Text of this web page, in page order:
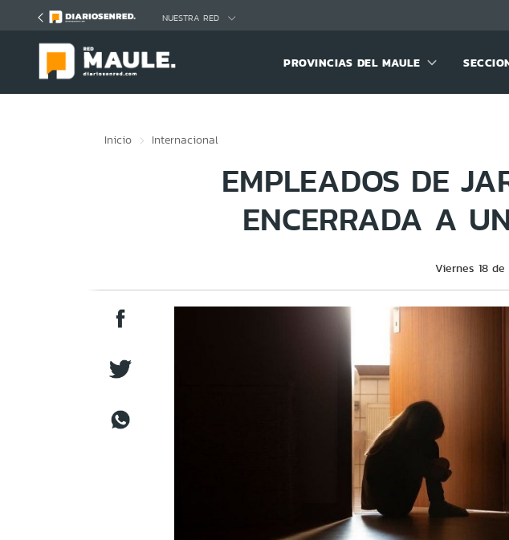
NUESTRA RED
PROVINCIAS DEL MAULE
Inicio Internacional
EMPLEADOS DE
ENCERRADA A
Viernes 18